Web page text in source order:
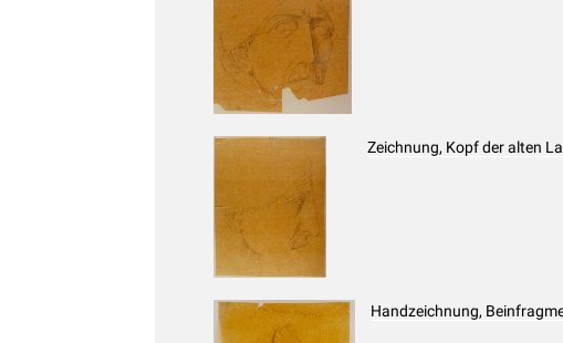
Zeichnung, Kopf der alten
Handzeichnung,